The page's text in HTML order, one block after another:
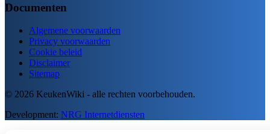
Documenten
Algemene voorwaarden
Privacy voorwaarden
Cookie beleid
Disclaimer
Sitemap
© 2026 KeukenWiki - alle rechten voorbehouden.
Development: NRG Internetdiensten